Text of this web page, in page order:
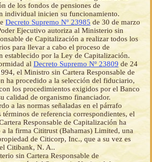
de los fondos de pensiones de
individual inicien su funcionamiento.
Decreto Supremo Nº 23985 de 30 de marzo
Ejecutivo autoriza al Ministerio sin
de Capitalización a realizar todos los
para llevar a cabo el proceso de
establecido por la Ley de Capitalización.
al Decreto Supremo Nº 23809 de 24
el Ministro sin Cartera Responsable de
ha procedido a la selección del fiduciario,
los procedimientos exigidos por el Banco
calidad de organismo financiador.
a las normas señaladas en el párrafo
de referencia correspondientes, el
Responsable de Capitalización ha
a la firma Cititrust (Bahamas) Limited, una
de Citicorp, Inc., que a su vez es
Citibank, N. A..
sin Cartera Responsable de